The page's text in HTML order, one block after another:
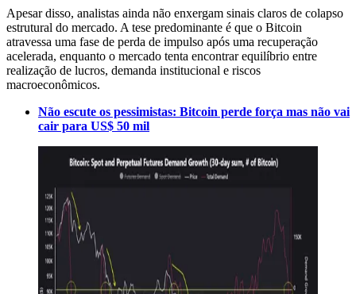
Apesar disso, analistas ainda não enxergam sinais claros de colapso
estrutural do mercado. A tese predominante é que o Bitcoin
atravessa uma fase de perda de impulso após uma recuperação
acelerada, enquanto o mercado tenta encontrar equilíbrio entre
realização de lucros, demanda institucional e riscos
macroeconômicos.
Não escute os pessimistas: Bitcoin perde força mas não vai
cair para US$ 50 mil